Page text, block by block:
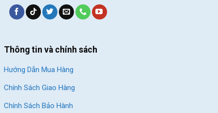
Momentum đem lại dáng vẻ tinh tế cổ điển nên đặc biệt phù
hợp với phái nữ. Mẫu xe đạp này đặc biệt phù hợp cho các chị
Thông tin và chính sách
Hướng Dẫn Mua Hàng
Chính Sách Giao Hàng
Chính Sách Bảo Hành